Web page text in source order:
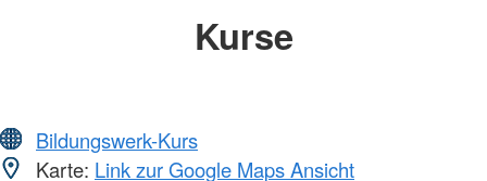
Kurse
Bildungswerk-Kurs
Karte: Link zur Google Maps Ansicht